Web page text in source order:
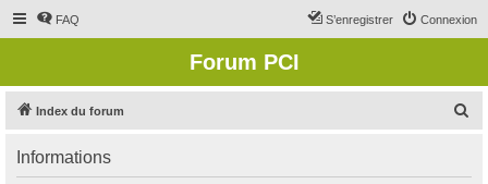
FAQ Connexion
S’enregistrer
Forum PCI
Index du forum
Informations